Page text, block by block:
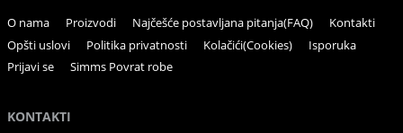
O nama Proizvodi Najčešće postavljana pitanja(FAQ)
Kontakti
Opšti uslovi
Politika privatnosti Kolačići(Cookies)
Isporuka
Prijavi se
Simms Povrat robe
KONTAKTI